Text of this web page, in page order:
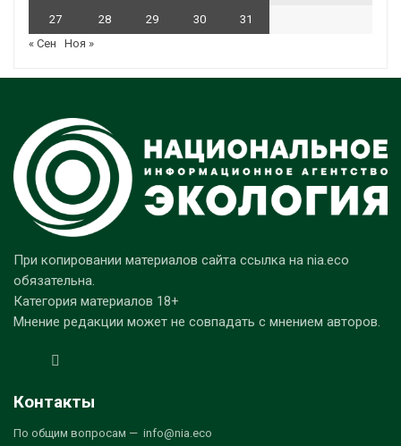
27 28 29 30
31
« Сен
Ноя »
При копировании материалов сайта ссылка на nia.eco
обязательна.
Категория материалов 18+
Мнение редакции может не совпадать с мнением авторов.
Контакты
По общим вопросам — info@nia.eco